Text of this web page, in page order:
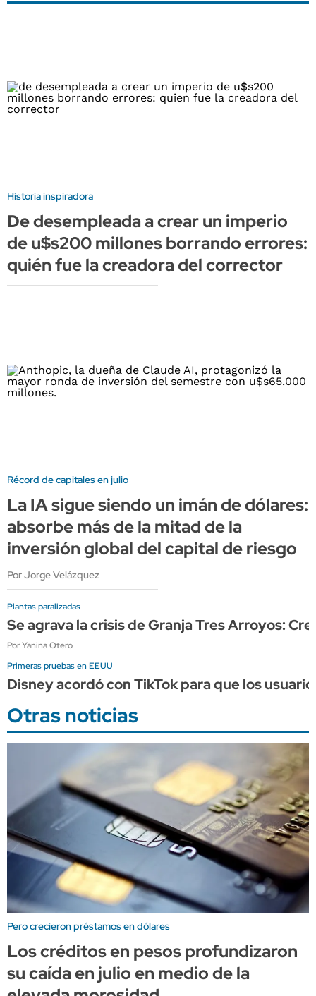
Historia inspiradora
De desempleada a crear un imperio
de u$s200 millones borrando errores:
quién fue la creadora del corrector
Récord de capitales en julio
La IA sigue siendo un imán de dólares:
absorbe más de la mitad de la
inversión global del capital de riesgo
Por Jorge Velázquez
Plantas paralizadas
Se agrava la crisis de Granja Tres Arroyos:
Por Yanina Otero
Primeras pruebas en EEUU
Disney acordó con TikTok para que los
Otras noticias
Pero crecieron préstamos en dólares
Los créditos en pesos profundizaron
su caída en julio en medio de la